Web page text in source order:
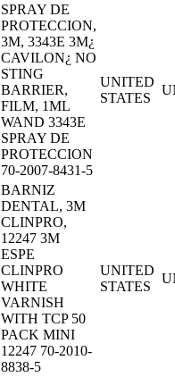
SPRAY DE
PROTECCION,
3M, 3343E 3M¿
CAVILON¿ NO
STING
BARRIER,
FILM, 1ML
WAND 3343E
SPRAY DE
PROTECCION
70-2007-8431-5
UNITED
STATES
BARNIZ
DENTAL, 3M
CLINPRO,
12247 3M
ESPE
CLINPRO
WHITE
VARNISH
WITH TCP 50
PACK MINI
12247 70-2010-
8838-5
UNITED
STATES